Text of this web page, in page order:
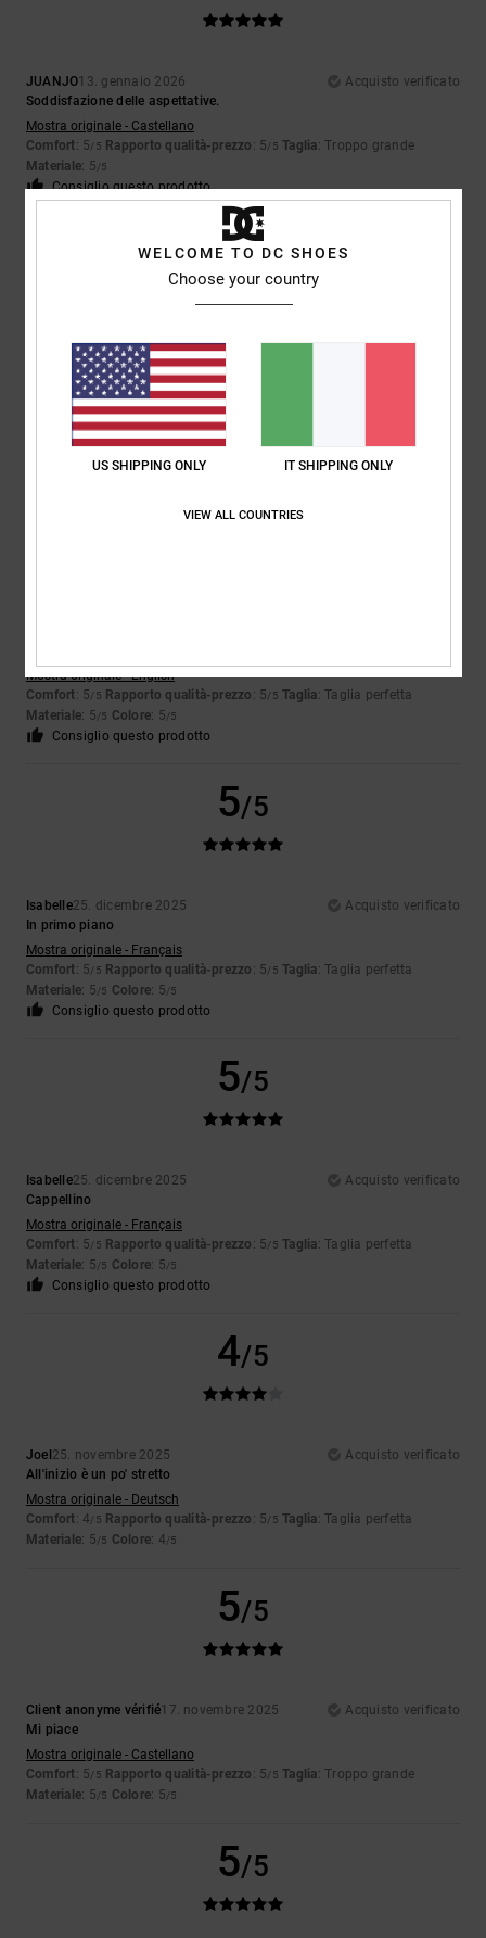
JUANJO13. gennaio 2026
Acquisto verificato
Soddisfazione delle aspettative.
Mostra originale - Castellano
Comfort: 5/5 Rapporto qualità-prezzo : 5/5 Taglia: Troppo grande
Materiale: 5/5
Consiglio questo prodotto
5/5
JUANJO13. gennaio 2026
Soddisfazione delle aspettative.
Mostra originale - Castellano
Comfort: 5/5 Rapporto qualità-prezzo
Materiale: 5/5 Colore: 5/5
Consiglio questo prodotto
5
Mostra originale - English
Comfort: 5/5 Rapporto qualità-prezzo : 5/5 Taglia: Taglia perfetta
Materiale: 5/5 Colore: 5/5
Consiglio questo prodotto
5/5
Isabelle25. dicembre 2025
Acquisto verificato
In primo piano
Mostra originale - Français
Comfort: 5/5 Rapporto qualità-prezzo : 5/5 Taglia: Taglia perfetta
Materiale: 5/5 Colore: 5/5
Consiglio questo prodotto
5/5
Isabelle25. dicembre 2025
Acquisto verificato
Cappellino
Mostra originale - Français
Comfort: 5/5 Rapporto qualità-prezzo : 5/5 Taglia: Taglia perfetta
Materiale: 5/5 Colore: 5/5
Consiglio questo prodotto
4/5
Joel 25. novembre 2025
Acquisto verificato
All'inizio è un po' stretto
Mostra originale - Deutsch
Comfort: 4/5 Rapporto qualità-prezzo : 5/5 Taglia: Taglia perfetta
Materiale: 5/5 Colore: 4/5
5/5
Client anonyme vérifié17. novembre 2025
Acquisto verificato
Mi piace
Mostra originale - Castellano
Comfort: 5/5 Rapporto qualità-prezzo : 5/5 Taglia: Troppo grande
Materiale: 5/5 Colore: 5/5
5/5
WELCOME TO DC SHOES
Choose your country
US SHIPPING ONLY IT SHIPPING ONLY
VIEW ALL COUNTRIES